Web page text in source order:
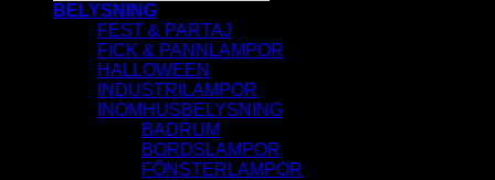
BELYSNING
FEST & PARTAJ
FICK & PANNLAMPOR
HALLOWEEN
INDUSTRILAMPOR
INOMHUSBELYSNING
BADRUM
BORDSLAMPOR
FÖNSTERLAMPOR